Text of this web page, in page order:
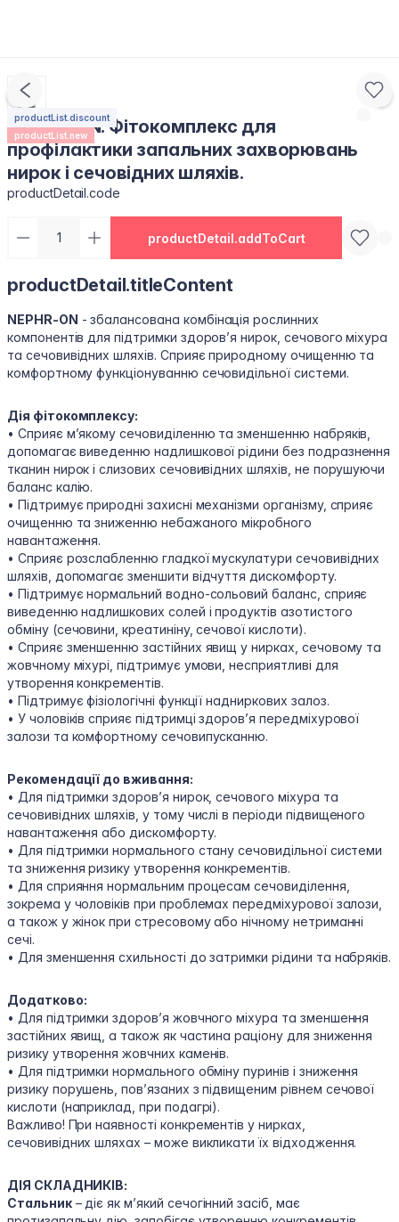
productList.discount
productList.new
NEPHR-ON. Фітокомплекс для
профілактики запальних захворювань
нирок і сечовідних шляхів.
productDetail.code
productDetail.addToCart
productDetail.titleContent
NEPHR-ON - збалансована комбінація рослинних
компонентів для підтримки здоров’я нирок, сечового міхура
та сечовивідних шляхів. Сприяє природному очищенню та
комфортному функціонуванню сечовидільної системи.
Дія фітокомплексу:
• Сприяє м’якому сечовиділенню та зменшенню набряків,
допомагає виведенню надлишкової рідини без подразнення
тканин нирок і слизових сечовивідних шляхів, не порушуючи
баланс калію.
• Підтримує природні захисні механізми організму, сприяє
очищенню та зниженню небажаного мікробного
навантаження.
• Сприяє розслабленню гладкої мускулатури сечовивідних
шляхів, допомагає зменшити відчуття дискомфорту.
• Підтримує нормальний водно-сольовий баланс, сприяє
виведенню надлишкових солей і продуктів азотистого
обміну (сечовини, креатиніну, сечової кислоти).
• Сприяє зменшенню застійних явищ у нирках, сечовому та
жовчному міхурі, підтримує умови, несприятливі для
утворення конкрементів.
• Підтримує фізіологічні функції надниркових залоз.
• У чоловіків сприяє підтримці здоров’я передміхурової
залози та комфортному сечовипусканню.
Рекомендації до вживання:
• Для підтримки здоров’я нирок, сечового міхура та
сечовивідних шляхів, у тому числі в періоди підвищеного
навантаження або дискомфорту.
• Для підтримки нормального стану сечовидільної системи
та зниження ризику утворення конкрементів.
• Для сприяння нормальним процесам сечовиділення,
зокрема у чоловіків при проблемах передміхурової залози,
а також у жінок при стресовому або нічному нетриманні
сечі.
• Для зменшення схильності до затримки рідини та набряків.
Додатково:
• Для підтримки здоров’я жовчного міхура та зменшення
застійних явищ, а також як частина раціону для зниження
ризику утворення жовчних каменів.
• Для підтримки нормального обміну пуринів і зниження
ризику порушень, пов’язаних з підвищеним рівнем сечової
кислоти (наприклад, при подагрі).
Важливо! При наявності конкрементів у нирках,
сечовивідних шляхах – може викликати їх відходження.
ДІЯ СКЛАДНИКІВ:
Стальник– діє як м’який сечогінний засіб, має